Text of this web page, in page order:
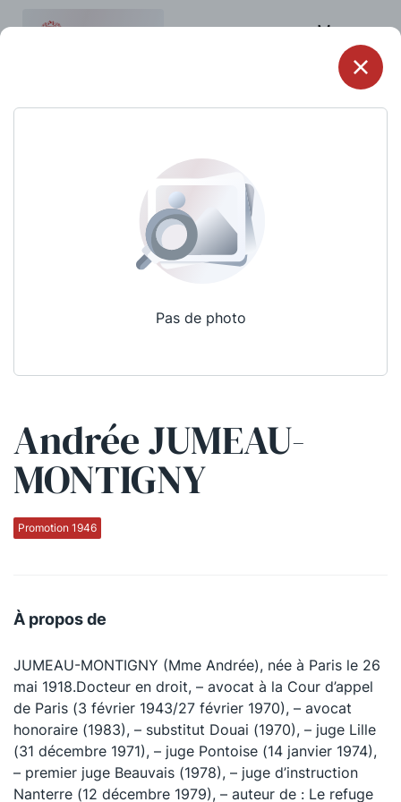
Menu
Pas de photo
Andrée JUMEAU-
MONTIGNY
Promotion 1946
À propos de
JUMEAU-MONTIGNY (Mme Andrée), née à Paris le 26
mai 1918.Docteur en droit, – avocat à la Cour d’appel
de Paris (3 février 1943/27 février 1970), – avocat
honoraire (1983), – substitut Douai (1970), – juge Lille
(31 décembre 1971), – juge Pontoise (14 janvier 1974),
– premier juge Beauvais (1978), – juge d’instruction
Nanterre (12 décembre 1979), – auteur de : Le refuge
Qui sommes-nous ?
La Conférence
La défense pénale
Le Concours de la Conférence
La Conférence Berryer
La Petite Conférence